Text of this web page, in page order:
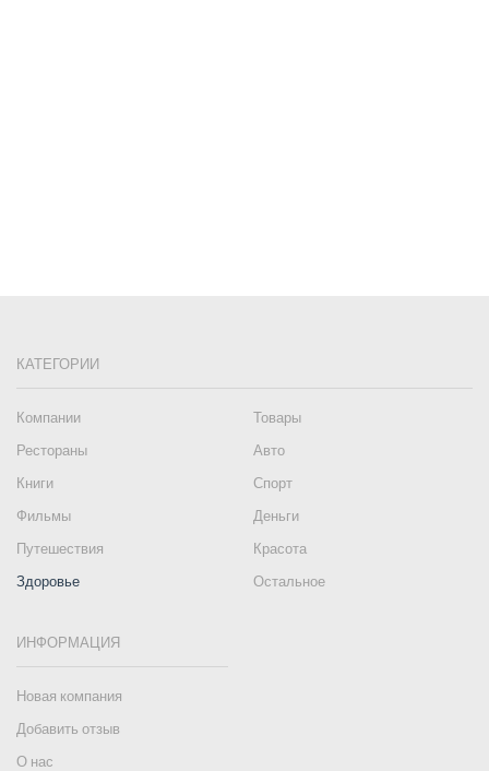
КАТЕГОРИИ
Компании
Товары
Рестораны
Авто
Книги
Спорт
Фильмы
Деньги
Путешествия
Красота
Здоровье
Остальное
ИНФОРМАЦИЯ
Новая компания
Добавить отзыв
О нас